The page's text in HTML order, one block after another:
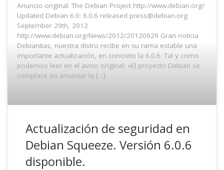
Anuncio original: The Debian Project http://www.debian.org/
Updated Debian 6.0: 6.0.6 released press@debian.org
September 29th, 2012
http://www.debian.org/News/2012/20120929 Gran noticia
Debianitas, nuestra distro recibe en su rama estable una
importante actualización, en concreto la 6.0.6. Tal y como
podemos leer en el aviso original: «El proyecto Debian se
complace en anunciar la […]
Actualización de seguridad en
Debian Squeeze. Versión 6.0.6
disponible.